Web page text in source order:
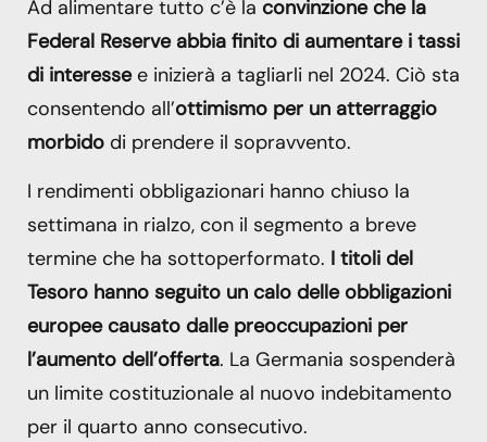
Ad alimentare tutto c’è la convinzione che la
Federal Reserve abbia finito di aumentare i tassi
di interessee inizierà a tagliarli nel 2024. Ciò sta
consentendo all’ottimismo per un atterraggio
morbido di prendere il sopravvento.
I rendimenti obbligazionari hanno chiuso la
settimana in rialzo, con il segmento a breve
termine che ha sottoperformato. I titoli del
Tesoro hanno seguito un calo delle obbligazioni
europee causato dalle preoccupazioni per
l’aumento dell’offerta. La Germania sospenderà
un limite costituzionale al nuovo indebitamento
per il quarto anno consecutivo.